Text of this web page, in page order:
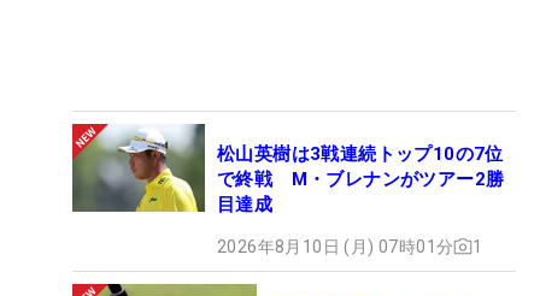
松山英樹は3戦連続トップ10の7位
で終戦 M・ブレナンがツアー2勝
目達成
2026年8月10日 (月) 07時01分 1